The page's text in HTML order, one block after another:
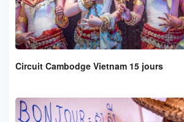
Circuit Cambodge Vietnam 15 jours